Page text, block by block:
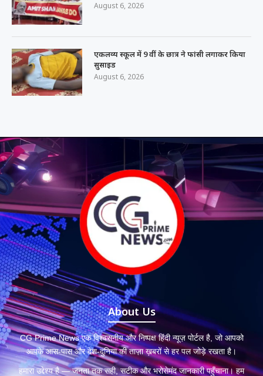
August 6, 2026
एकलव्य स्कूल में 9 वीं के छात्र ने फांसी लगाकर किया
सुसाइड
August 6, 2026
About Us
CG Prime News एक विश्वसनीय और निष्पक्ष हिंदी न्यूज़ पोर्टल है, जो आपको
आपके आस-पास और देश-दुनिया की ताज़ा ख़बरों से हर पल जोड़े रखता है।
हमारा उद्देश्य है — जनता तक सही, सटीक और भरोसेमंद जानकारी पहुँचाना। हम